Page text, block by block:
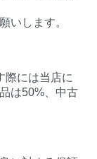
いします。
際には当店に
は50%、中古